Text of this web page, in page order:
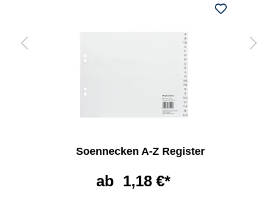
Soennecken A-Z Register
ab 1,18 €*